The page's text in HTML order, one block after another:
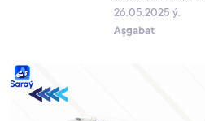
26.05.2025 ý.
Aşgabat